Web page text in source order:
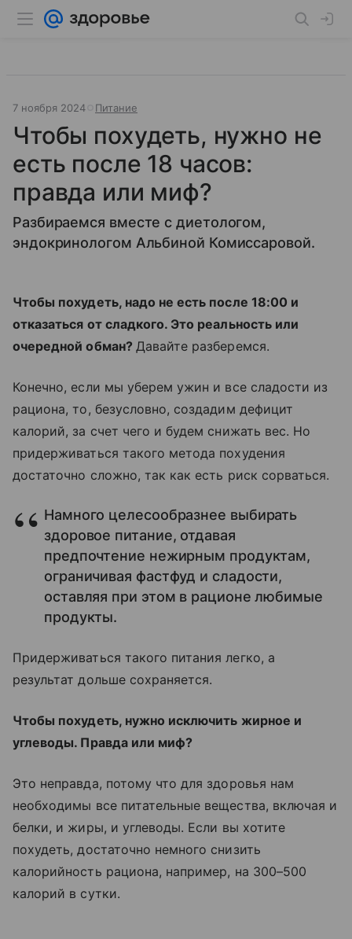
7 ноября 2024 Питание
Чтобы похудеть, нужно не
есть после 18 часов:
правда или миф?
Разбираемся вместе с диетологом,
эндокринологом Альбиной Комиссаровой.
Чтобы похудеть, надо не есть после 18:00 и
отказаться от сладкого. Это реальность или
очередной обман? Давайте разберемся.
Конечно, если мы уберем ужин и все сладости из
рациона, то, безусловно, создадим дефицит
калорий, за счет чего и будем снижать вес. Но
придерживаться такого метода похудения
достаточно сложно, так как есть риск сорваться.
Намного целесообразнее выбирать
здоровое питание, отдавая
предпочтение нежирным продуктам,
ограничивая фастфуд и сладости,
оставляя при этом в рационе любимые
продукты.
Придерживаться такого питания легко, а
результат дольше сохраняется.
Чтобы похудеть, нужно исключить жирное и
углеводы. Правда или миф?
Это неправда, потому что для здоровья нам
необходимы все питательные вещества, включая и
белки, и жиры, и углеводы. Если вы хотите
похудеть, достаточно немного снизить
калорийность рациона, например, на 300–500
калорий в сутки.